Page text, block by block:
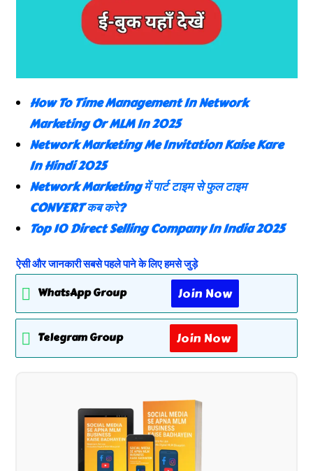
How To Time Management In Network
Marketing Or MLM In 2025
Network Marketing Me Invitation Kaise Kare
In Hindi 2025
Network Marketing में पार्ट टाइम से फुल टाइम
CONVERT कब करे?
Top 10 Direct Selling Company In India 2025
ऐसी और जानकारी सबसे पहले पाने के लिए हमसे जुड़े
WhatsApp Group
Join Now
Telegram Group Join Now